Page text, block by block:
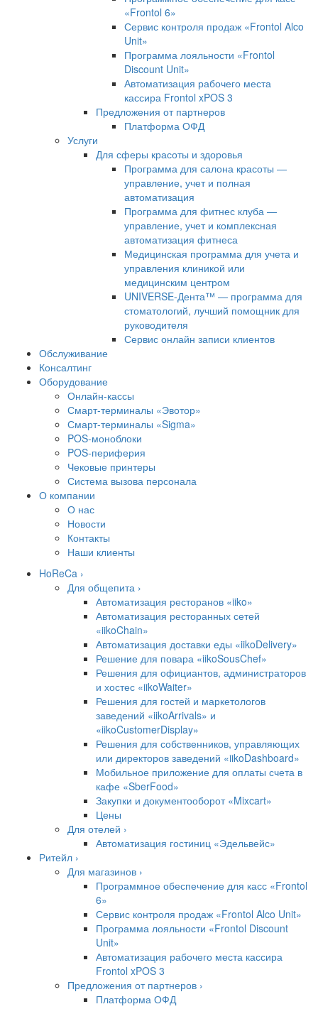
«Frontol 6»
Сервис контроля продаж «Frontol Alco
Unit»
Программа лояльности «Frontol
Discount Unit»
Автоматизация рабочего места
кассира Frontol xPOS 3
Предложения от партнеров
Платформа ОФД
Услуги
Для сферы красоты и здоровья
Программа для салона красоты —
управление, учет и полная
автоматизация
Программа для фитнес клуба —
управление, учет и комплексная
автоматизация фитнеса
Медицинская программа для учета и
управления клиникой или
медицинским центром
UNIVERSE-Дента™ — программа для
стоматологий, лучший помощник для
руководителя
Сервис онлайн записи клиентов
Обслуживание
Консалтинг
Оборудование
Онлайн-кассы
Смарт-терминалы «Эвотор»
Смарт-терминалы «Sigma»
POS-моноблоки
POS-периферия
Чековые принтеры
Система вызова персонала
О компании
О нас
Новости
Контакты
Наши клиенты
HoReCa ›
Для общепита ›
Автоматизация ресторанов «iiko»
Автоматизация ресторанных сетей
«iikoChain»
Автоматизация доставки еды «iikoDelivery»
Решение для повара «iikoSousChef»
Решения для официантов, администраторов
и хостес «iikoWaiter»
Решения для гостей и маркетологов
заведений «iikoArrivals» и
«iikoCustomerDisplay»
Решения для собственников, управляющих
или директоров заведений «iikoDashboard»
Мобильное приложение для оплаты счета в
кафе «SberFood»
Закупки и документооборот «Mixcart»
Цены
Для отелей ›
Автоматизация гостиниц «Эдельвейс»
Ритейл ›
Для магазинов ›
Программное обеспечение для касс «Frontol
6»
Сервис контроля продаж «Frontol Alco Unit»
Программа лояльности «Frontol Discount
Unit»
Автоматизация рабочего места кассира
Frontol xPOS 3
Предложения от партнеров ›
Платформа ОФД